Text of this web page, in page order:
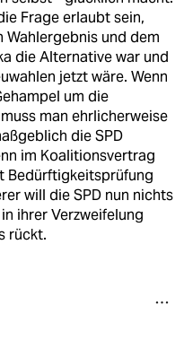
Frage erlaubt sein,
Wahlergebnis und dem
die Alternative war und
jetzt wäre. Wenn
um die
man ehrlicherweise
die SPD
im Koalitionsvertrag
Bedürftigkeitsprüfung
will die SPD nun nichts
ihrer Verzweifelung
rückt.